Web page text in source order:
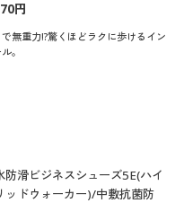
円
で無重力!?驚くほどラクに歩けるイン
。
防滑ビジネスシューズ5E(ハイ
ッドウォーカー)/中敷抗菌防